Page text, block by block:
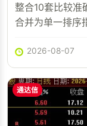
整合10套比较准
合并为单一排序
2026-08-07
通达信